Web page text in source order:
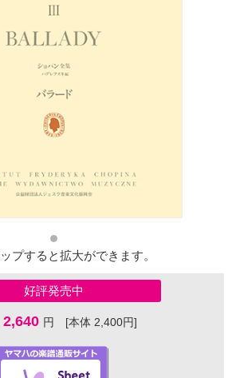
プすると拡大ができます。
好評発売中
2,640 円 [本体 2,400円]